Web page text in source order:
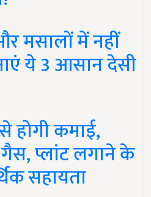
मसालों में नहीं
ये 3 आसान देसी
होगी कमाई,
प्लांट लगाने के
सहायता